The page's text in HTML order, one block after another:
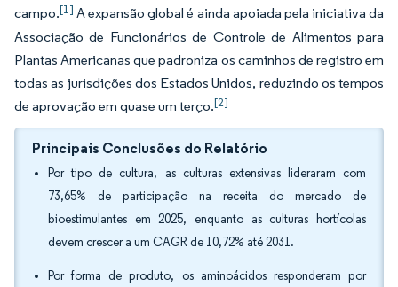
campo.[1] A expansão global é ainda apoiada pela iniciativa da
Associação de Funcionários de Controle de Alimentos para
Plantas Americanas que padroniza os caminhos de registro em
todas as jurisdições dos Estados Unidos, reduzindo os tempos
de aprovação em quase um terço.[2]
Principais Conclusões do Relatório
Por tipo de cultura, as culturas extensivas lideraram com
73,65% de participação na receita do mercado de
bioestimulantes em 2025, enquanto as culturas hortícolas
devem crescer a um CAGR de 10,72% até 2031.
Por forma de produto, os aminoácidos responderam por